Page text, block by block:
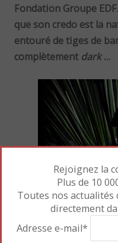
Fondation Groupe
que son credo est la
entouré de tiges de
complètement dark…
Nils-Udo,Black
Fondation EDF
Lire la suite→
Rejoignez la
Plus de 10
Toutes nos actualités
directement
Adresse e-mail*